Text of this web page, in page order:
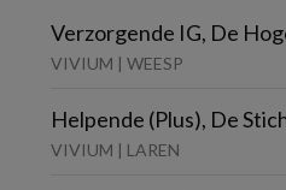
Verzorgende IG, De
VIVIUM | WEESP
Helpende (Plus), De
VIVIUM | LAREN